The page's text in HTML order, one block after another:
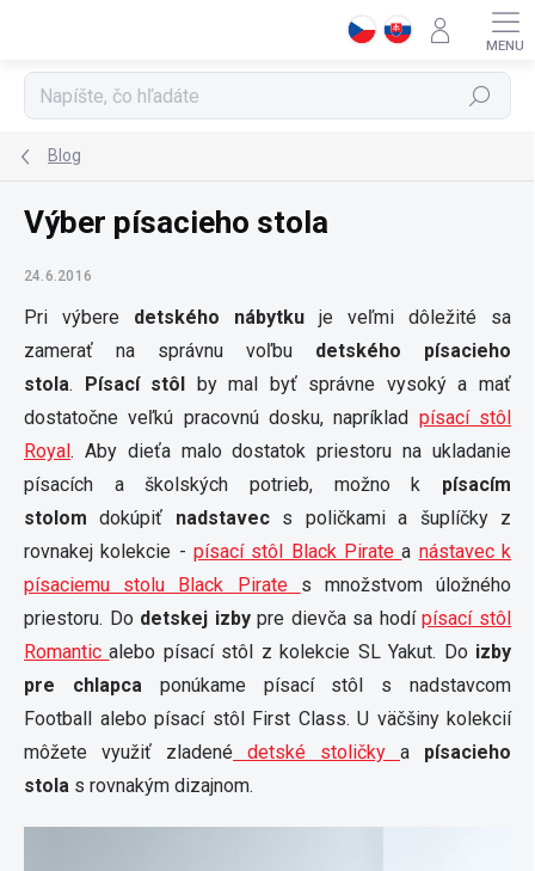
Hľadať
Blog
Výber písacieho stola
24.6.2016
Pri výbere detského nábytku je veľmi dôležité sa
zamerať na správnu voľbu detského písacieho
stola. Písací stôl by mal byť správne vysoký a mať
dostatočne veľkú pracovnú dosku, napríklad písací stôl
Royal. Aby dieťa malo dostatok priestoru na ukladanie
písacích a školských potrieb, možno k písacím
stolom dokúpiť nadstavecs poličkami a šuplíčky z
rovnakej kolekcie - písací stôl Black Piratea nástavec k
písaciemu stolu Black Pirate s množstvom úložného
priestoru. Do detskej izbypre dievča sa hodípísací stôl
Romanticalebo písací stôl z kolekcie SL Yakut. Do izby
pre chlapcaponúkame písací stôl s nadstavcom
Football alebo písací stôl First Class. U väčšiny kolekcií
môžete využiť zladené detské stoličky a písacieho
stola s rovnakým dizajnom.